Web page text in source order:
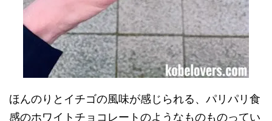
ほんのりとイチゴの風味が感じられる、パリパリ食
感のホワイトチョコレートのようなものものってい